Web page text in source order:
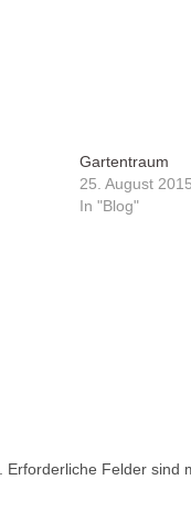
Gartentraum
25. August 2015
In "Blog"
Erforderliche Felder sind